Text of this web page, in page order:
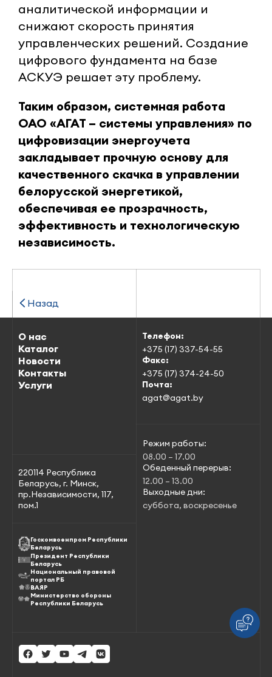
аналитической информации и
снижают скорость принятия
управленческих решений. Создание
цифрового фундамента на базе
АСКУЭ решает эту проблему.
Таким образом, системная работа
ОАО «АГАТ – системы управления» по
цифровизации энергоучета
закладывает прочную основу для
качественного скачка в управлении
белорусской энергетикой,
обеспечивая ее прозрачность,
эффективность и технологическую
независимость.
Назад
О нас
Каталог
Новости
Контакты
Услуги
Режим работы:
08.00 – 17.00
Обеденный перерыв:
12.00 – 13.00
Выходные дни:
суббота, воскресенье
Госкомвоенпром Республики
Беларусь
Президент Республики
Беларусь
Национальный правовой
портал РБ
ВАЯР
Министерство обороны
Республики Беларусь
Телефон:
+375 (17) 337-54-55
Факс:
+375 (17) 374-24-50
Почта:
agat@agat.by
220114 Республика
Беларусь, г. Минск,
пр.Независимости, 117,
пом.1